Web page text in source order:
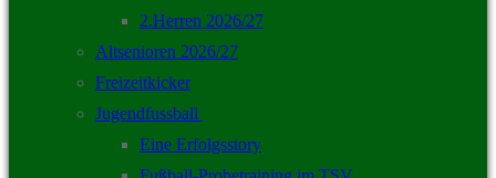
2.Herren 2026/27
Altsenioren 2026/27
Freizeitkicker
Jugendfussball
Eine Erfolgsstory